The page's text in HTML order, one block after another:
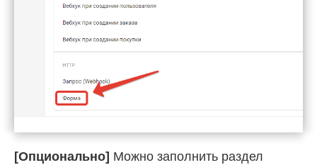
[Опционально] Можно заполнить раздел